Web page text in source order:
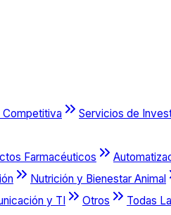
Competitiva Servicios de
Farmacéuticos
Nutrición y Bienestar Animal
y TI Otros Todas